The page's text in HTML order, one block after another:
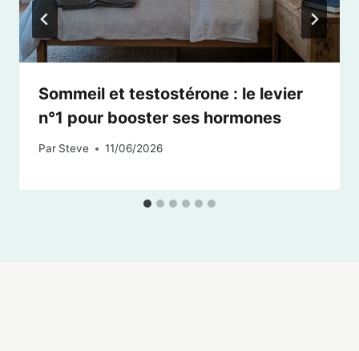
Sommeil et testostérone : le levier
n°1 pour booster ses hormones
Par Steve 11/06/2026